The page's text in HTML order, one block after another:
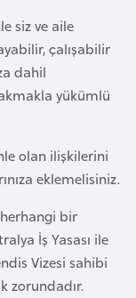
siz ve aile
çalışabilir
dahil
yükümlü
olan ilişkilerini
eklemelisiniz.
bir
İş Yasası ile
Vizesi sahibi
zorundadır.